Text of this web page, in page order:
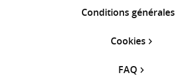
Conditions générales
Cookies
FAQ